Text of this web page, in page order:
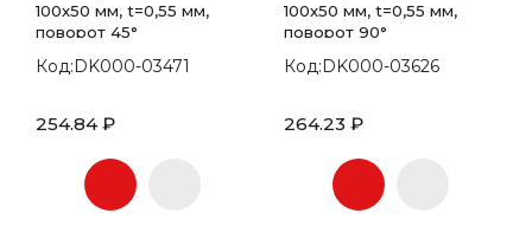
100x50 мм, t=0,55 мм,
поворот 45°
Код:DK000-03471
254.84 ₽
100x50 мм, t=0,55 мм,
поворот 90°
Код:DK000-03626
264.23 ₽